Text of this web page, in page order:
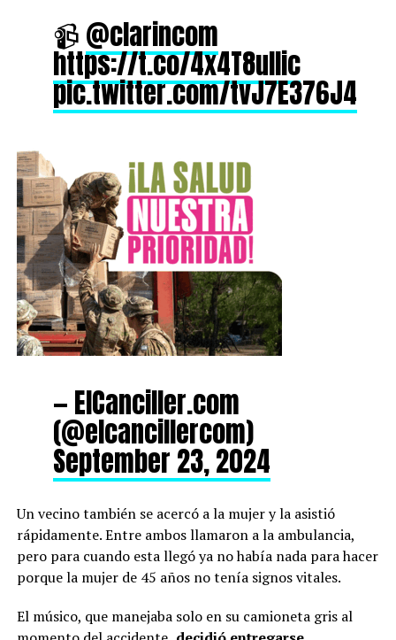
📹@clarincom
https://t.co/4x4T8ulIic
pic.twitter.com/tvJ7E376J4
— ElCanciller.com
(@elcancillercom)
September 23, 2024
Un vecino también se acercó a la mujer y la asistió
rápidamente. Entre ambos llamaron a la ambulancia,
pero para cuando esta llegó ya no había nada para hacer
porque la mujer de 45 años no tenía signos vitales.
El músico, que manejaba solo en su camioneta gris al